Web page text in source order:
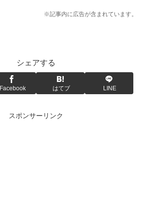
※記事内に広告が含まれています。
シェアする
Facebook はてブ LINE
スポンサーリンク